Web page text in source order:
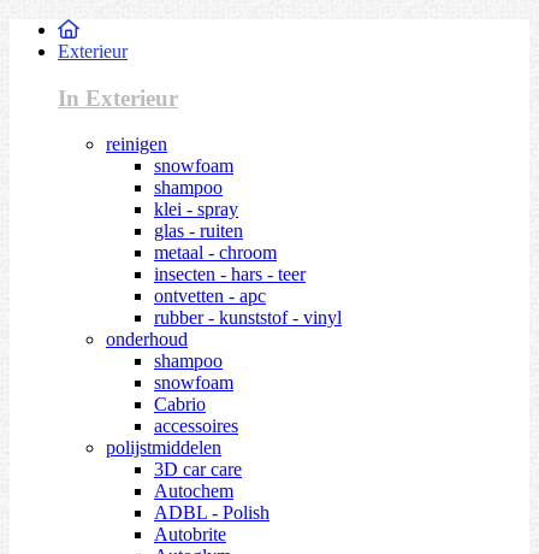
Exterieur
In Exterieur
reinigen
snowfoam
shampoo
klei - spray
glas - ruiten
metaal - chroom
insecten - hars - teer
ontvetten - apc
rubber - kunststof - vinyl
onderhoud
shampoo
snowfoam
Cabrio
accessoires
polijstmiddelen
3D car care
Autochem
ADBL - Polish
Autobrite